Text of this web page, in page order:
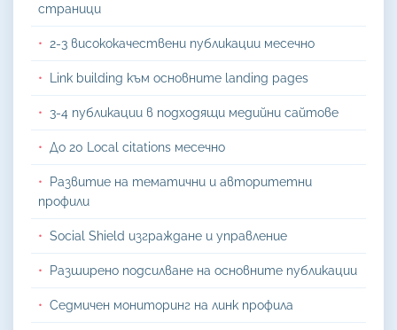
страници
2-3 висококачествени публикации месечно
Link building към основните landing pages
3-4 публикации в подходящи медийни сайтове
До 20 Local citations месечно
Развитие на тематични и авторитетни
профили
Social Shield изграждане и управление
Разширено подсилване на основните публикации
Седмичен мониторинг на линк профила